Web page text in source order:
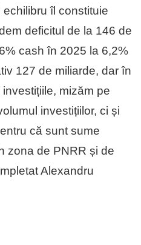
echilibru îl constituie
deficitul de la 146 de
cash în 2025 la 6,2%
127 de miliarde, dar în
mizăm pe
investițiilor, ci și
că sunt sume
zona de PNRR și de
Alexandru